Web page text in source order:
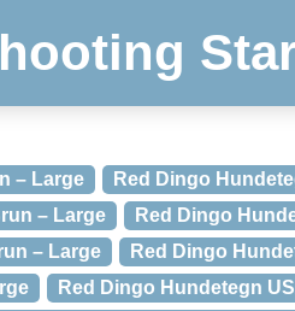
– Large
Red Dingo
– Large
Red Dingo
– Large
Red Dingo
Red Dingo Hundetegn